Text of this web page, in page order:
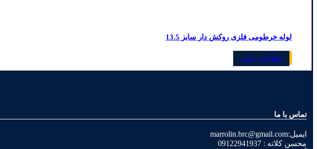
لوله خرطومی فلزی روکش دار سایز 13.5
اطلاعات بیشتر
تماس با ما
ایمیل:marrolin.brc@gmail.com
محسن کلاته : 09122941937